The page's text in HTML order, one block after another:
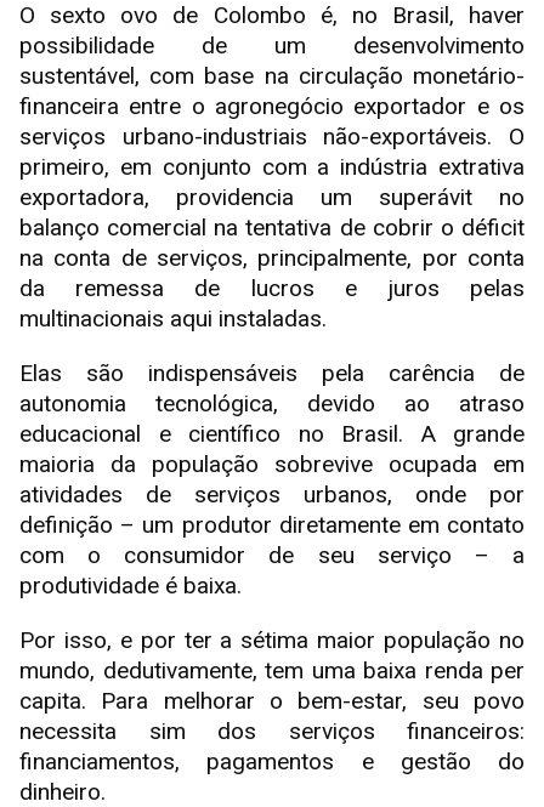
O sexto ovo de Colombo é, no Brasil, haver
possibilidade de um desenvolvimento
sustentável, com base na circulação monetário-
financeira entre o agronegócio exportador e os
serviços urbano-industriais não-exportáveis. O
primeiro, em conjunto com a indústria extrativa
exportadora, providencia um superávit no
balanço comercial na tentativa de cobrir o déficit
na conta de serviços, principalmente, por conta
da remessa de lucros e juros pelas
multinacionais aqui instaladas.
Elas são indispensáveis pela carência de
autonomia tecnológica, devido ao atraso
educacional e científico no Brasil. A grande
maioria da população sobrevive ocupada em
atividades de serviços urbanos, onde por
definição – um produtor diretamente em contato
com o consumidor de seu serviço – a
produtividade é baixa.
Por isso, e por ter a sétima maior população no
mundo, dedutivamente, tem uma baixa renda per
capita. Para melhorar o bem-estar, seu povo
necessita sim dos serviços financeiros:
financiamentos, pagamentos e gestão do
dinheiro.